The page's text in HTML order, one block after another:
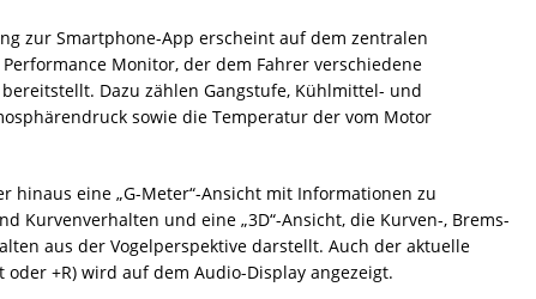
zur Smartphone-App erscheint auf dem zentralen
Monitor, der dem Fahrer verschiedene
Dazu zählen Gangstufe, Kühlmittel- und
sowie die Temperatur der vom Motor
hinaus eine „G-Meter“-Ansicht mit Informationen zu
Kurvenverhalten und eine „3D“-Ansicht, die Kurven-, Brems-
aus der Vogelperspektive darstellt. Auch der aktuelle
oder +R) wird auf dem Audio-Display angezeigt.